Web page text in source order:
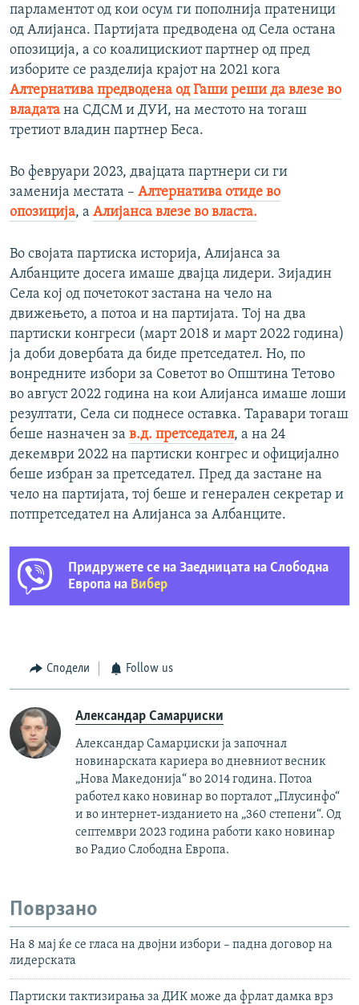
парламентот од кои осум ги пополнија пратеници
од Алијанса. Партијата предводена од Села остана
опозиција, а со коалицискиот партнер од пред
изборите се разделија крајот на 2021 кога
Алтернатива предводена од Гаши реши да влезе во
владата на СДСМ и ДУИ, на местото на тогаш
третиот владин партнер Беса.
Во февруари 2023, двајцата партнери си ги
заменија местата – Алтернатива отиде во
опозиција, а Алијанса влезе во власта.
Во својата партиска историја, Алијанса за
Албанците досега имаше двајца лидери. Зијадин
Села кој од почетокот застана на чело на
движењето, а потоа и на партијата. Тој на два
партиски конгреси (март 2018 и март 2022 година)
ја доби довербата да биде претседател. Но, по
вонредните избори за Советот во Општина Тетово
во август 2022 година на кои Алијанса имаше лоши
резултати, Села си поднесе оставка. Таравари тогаш
беше назначен за в.д. претседател, а на 24
декември 2022 на партиски конгрес и официјално
беше избран за претседател. Пред да застане на
чело на партијата, тој беше и генерален секретар и
потпретседател на Алијанса за Албанците.
Придружете се на Заедницата на Слободна
Европа на Вибер
Сподели Follow us
Александар Самарџиски
Александар Самарџиски ја започнал
новинарската кариера во дневниот весник
„Нова Македонија“ во 2014 година. Потоа
работел како новинар во порталот „Плусинфо“
и во интернет-изданието на „360 степени“. Од
септември 2023 година работи како новинар
во Радио Слободна Европа.
Поврзано
На 8 мај ќе се гласа на двојни избори – падна договор на
лидерската
Партиски тактизирања за ДИК може да фрлат дамка врз